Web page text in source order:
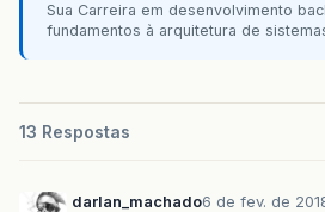
Sua Carreira em desenvolvimento
fundamentos à arquitetura de
13 Respostas
darlan_machado6 de fev. de